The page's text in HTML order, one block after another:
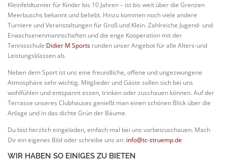
Kleinfeldturnier für Kinder bis 10 Jahren – ist bis weit über die Grenzen
Meerbuschs bekannt und beliebt. Hinzu kommen noch viele andere
Turniere und Veranstaltungen für Groß und Klein. Zahlreiche Jugend- und
Erwachsenenmannschaften und die enge Kooperation mit der
Tennisschule Didier M Sports runden unser Angebot für alle Alters-und
Leistungsklassen ab.
Neben dem Sport ist uns eine freundliche, offene und ungezwungene
Atmosphäre sehr wichtig. Mitglieder und Gäste sollen sich bei uns
wohlfühlen und entspannt essen, trinken oder zuschauen können. Auf der
Terrasse unseres Clubhauses genießt man einen schönen Blick über die
Anlage und in das dichte Grün der Bäume.
Du bist herzlich eingeladen, einfach mal bei uns vorbeizuschauen. Mach
Dir ein eigenes Bild oder schreibe uns an: info@tc-struemp.de
WIR HABEN SO EINIGES ZU BIETEN